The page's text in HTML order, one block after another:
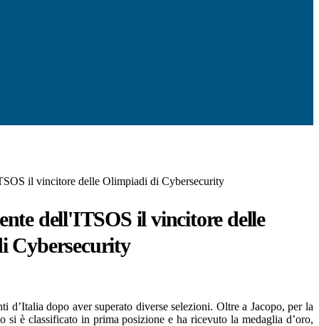
il vincitore delle Olimpiadi di Cybersecurity
dell'ITSOS il vincitore delle
Cybersecurity
dopo aver superato diverse selezioni. Oltre a Jacopo, per la
si è classificato in prima posizione e ha ricevuto la medaglia d’oro,